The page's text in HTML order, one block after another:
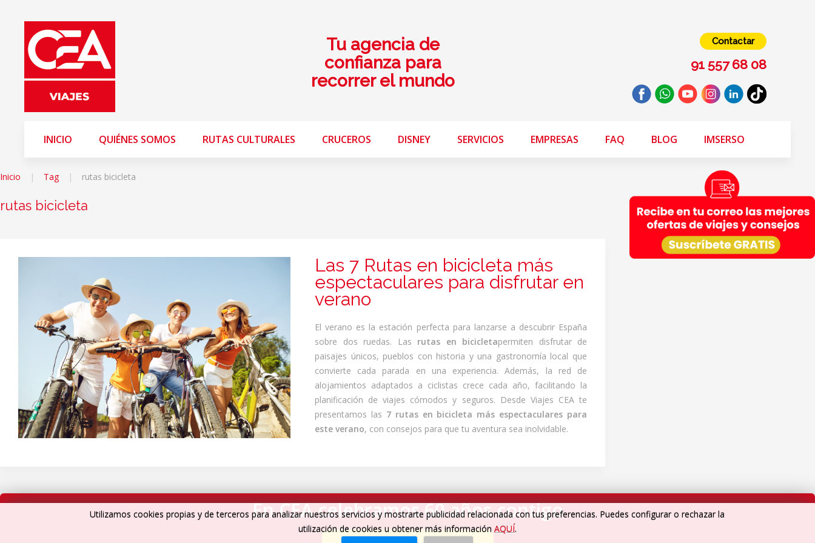
Tu agencia de
confianza para
recorrer el mundo
Contactar
91 557 68 08
INICIO QUIÉNES SOMOS RUTAS CULTURALES CRUCEROS DISNEY SERVICIOS EMPRESAS FAQ BLOG IMSERSO
Inicio Tag rutas bicicleta
rutas bicicleta
Las 7 Rutas en bicicleta más
espectaculares para disfrutar en
verano
El verano es la estación perfecta para lanzarse a descubrir España
sobre dos ruedas. Las rutas en bicicletapermiten disfrutar de
paisajes únicos, pueblos con historia y una gastronomía local que
convierte cada parada en una experiencia. Además, la red de
alojamientos adaptados a ciclistas crece cada año, facilitando la
planificación de viajes cómodos y seguros. Desde Viajes CEA te
presentamos las 7 rutas en bicicleta más espectaculares para
este verano, con consejos para que tu aventura sea inolvidable.
En CEA celebramos 60 años contigo
Utilizamos cookies propias y de terceros para analizar nuestros servicios y mostrarte publicidad relacionada con tus preferencias. Puedes configurar o rechazar la
utilización de cookies u obtener más información AQUÍ.